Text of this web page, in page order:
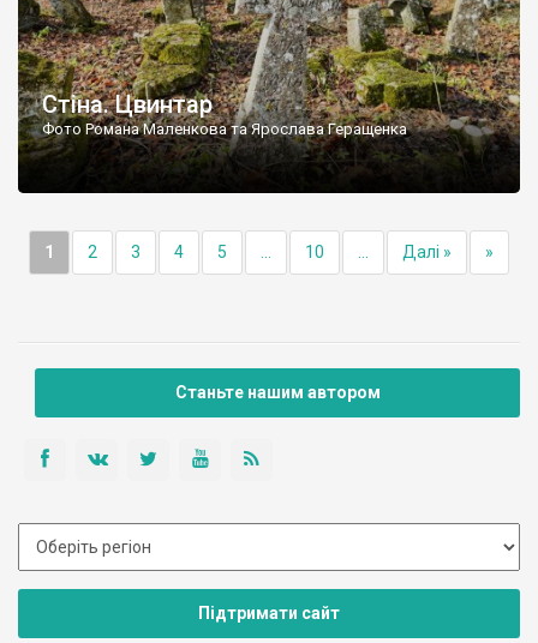
Стіна. Цвинтар
Фото Романа Маленкова та Ярослава Геращенка
1 2 3 4 5 10 Далі » »
Станьте нашим автором
Підтримати сайт